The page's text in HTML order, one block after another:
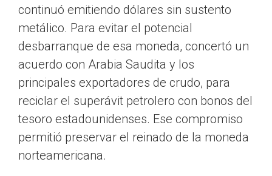
continuó emitiendo dólares sin sustento
metálico. Para evitar el potencial
desbarranque de esa moneda, concertó un
acuerdo con Arabia Saudita y los
principales exportadores de crudo, para
reciclar el superávit petrolero con bonos del
tesoro estadounidenses. Ese compromiso
permitió preservar el reinado de la moneda
norteamericana.